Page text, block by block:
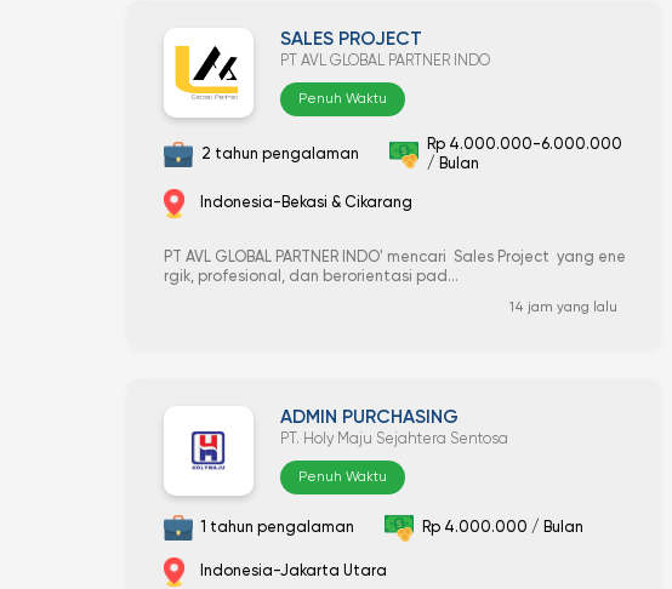
SALES PROJECT
PT AVL GLOBAL PARTNER INDO
Penuh Waktu
2 tahun pengalaman
Rp 4.000.000-6.000.000
/ Bulan
Indonesia-Bekasi & Cikarang
PT AVL GLOBAL PARTNER INDO' mencari Sales Project yang ene
rgik, profesional, dan berorientasi pad...
14 jam yang lalu
ADMIN PURCHASING
PT. Holy Maju Sejahtera Sentosa
Penuh Waktu
1 tahun pengalaman Rp 4.000.000 / Bulan
Indonesia-Jakarta Utara